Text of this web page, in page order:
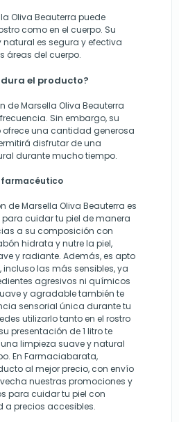
Oliva Beauterra puede
como en el cuerpo. Su
es segura y efectiva
áreas del cuerpo.
el producto?
de Marsella Oliva Beauterra
Sin embargo, su
ofrece una cantidad generosa
disfrutar de una
durante mucho tiempo.
farmacéutico
de Marsella Oliva Beauterra es
cuidar tu piel de manera
a su composición con
hidrata y nutre la piel,
y radiante. Además, es apto
las más sensibles, ya
agresivos ni químicos
y agradable también te
sensorial única durante tu
utilizarlo tanto en el rostro
presentación de 1 litro te
limpieza suave y natural
En Farmaciabarata,
al mejor precio, con envío
nuestras promociones y
para cuidar tu piel con
precios accesibles.